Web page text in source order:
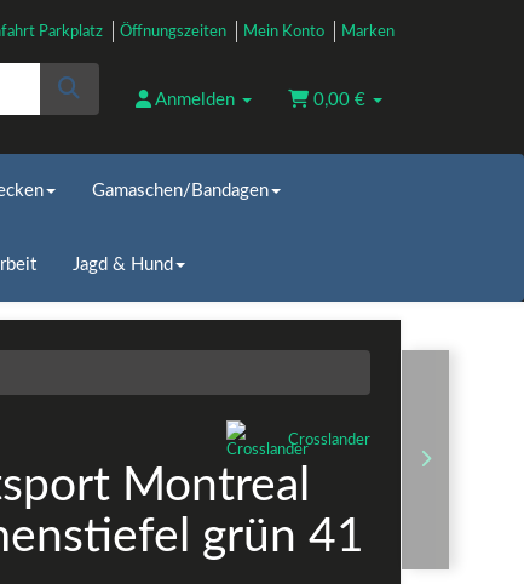
Parkplatz Öffnungszeiten Mein Konto Marken
Anmelden 0,00 €
Gamaschen/Bandagen
Jagd & Hund
Crosslander
Montreal
grün 41